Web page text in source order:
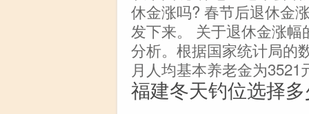
休金涨吗? 春节后退休金
发下来。 关于退休金涨
分析。根据国家统计局的
月人均基本养老金为
福建冬天钓位选择